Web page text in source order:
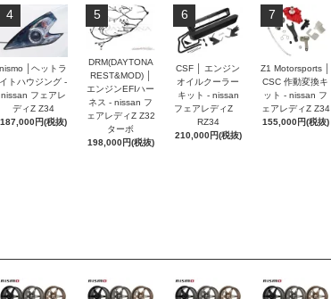
4
nismo │ヘットラ
イトハウジング -
nissan フェアレ
ディZ Z34
187,000円(税抜)
5
DRM(DAYTONA
REST&MOD) │
エンジンEFIハー
ネス - nissan フ
ェアレディZ Z32
ターボ
198,000円(税抜)
6
CSF │ エンジン
オイルクーラー
キット - nissan
フェアレディZ
RZ34
210,000円(税抜)
7
Z1 Motorsports │
CSC 作動変換キ
ット - nissan フ
ェアレディZ Z34
155,000円(税抜)